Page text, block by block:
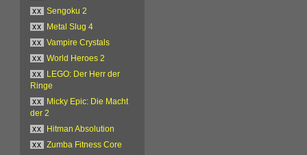
xx
Sengoku 2
xx
Metal Slug 4
xx
Vampire Crystals
xx
World Heroes 2
xx
LEGO: Der Herr der
Ringe
xx
Micky Epic: Die Macht
der 2
xx
Hitman Absolution
xx
Zumba Fitness Core